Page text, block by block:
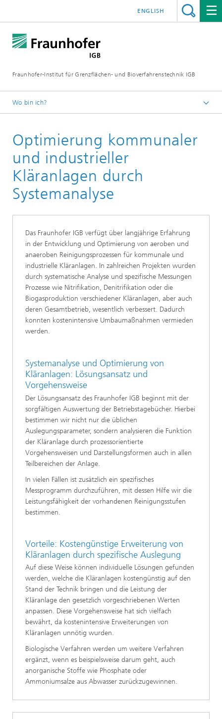
Fraunhofer-Institut für Grenzflächen- und Bioverfahrenstechnik IGB
ENGLISH
Wo bin ich?
Forschung
Greentech Solutions
Biologische Abwasserreinigung
Optimierung kommunaler
und industrieller
Kläranlagen durch
Systemanalyse
Das Fraunhofer IGB verfügt über langjährige Erfahrung
in der Entwicklung und Optimierung von aeroben und
anaeroben Reinigungsprozessen für kommunale und
industrielle Kläranlagen. In zahlreichen Projekten wurden
durch systematische Analyse und spezifische Messungen
Prozesse wie Nitrifikation, Denitrifikation oder die
Biogasproduktion verschiedener Kläranlagen, aber auch
deren Gesamtbetrieb, wesentlich verbessert. Dadurch
konnten kostenintensive Umbaumaßnahmen vermieden
werden.
Systemanalyse und Optimierung von
Kläranlagen: Lösungsansatz und
Vorgehensweise
Der Lösungsansatz des Fraunhofer IGB beginnt mit der
sorgfältigen Auswertung der Betriebstagebücher. Hierbei
bestimmen wir nicht nur die üblichen
Auslegungsparameter, sondern analysieren die Funktion
der Kläranlage durch prozessorientierte
Vorgehensweisen und Darstellungsformen auch in allen
Teilbereichen der Anlage.
In vielen Fällen ist zusätzlich ein spezifisches
Messprogramm durchzuführen, mit dessen Hilfe wir die
Leistungsfähigkeit der vorhandenen Reinigungsstufen
bestimmen.
Vorteile: Kostengünstige Erweiterung von
Kläranlagen durch spezifische Auslegung
Auf diese Weise können individuelle Lösungen gefunden
werden, welche die Kläranlagen kostengünstig auf den
Stand der Technik bringen und die Leistung der
Kläranlage den gesetzlich vorgeschriebenen Werten
anpassen. Diese Vorgehensweise hat sich vielfach
bewährt, da kostenintensive Erweiterungen von
Kläranlagen unnötig wurden.
Biologische Verfahren werden um weitere Verfahren
ergänzt, wenn es beispielsweise darum geht, auch
anorganische Stoffe wie Phosphate oder
Ammoniumsalze aus Abwasser zurückzugewinnen.